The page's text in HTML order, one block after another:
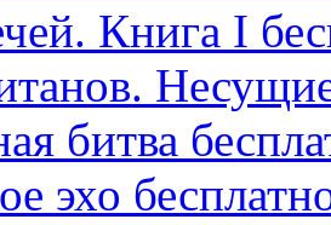
Книга I
битва
эхо